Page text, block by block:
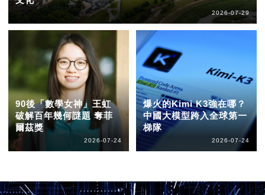
2026-07-29
90後「數學女神」王虹
破解百年幾何謎題 奪菲
爾茲獎
2026-07-24
爆火的Kimi K3強在哪？
中國大模型跨入全球第一
梯隊
2026-07-24